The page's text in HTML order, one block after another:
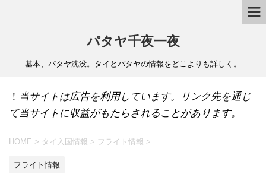
パタヤ千夜一夜
基本、パタヤ沈没。タイとパタヤの情報をどこよりも詳しく。
！ 当サイトは広告を利用しています。リンク先を通じ
て当サイトに収益がもたらされることがあります。
HOME > タイ入国情報 > フライト情報 >
フライト情報